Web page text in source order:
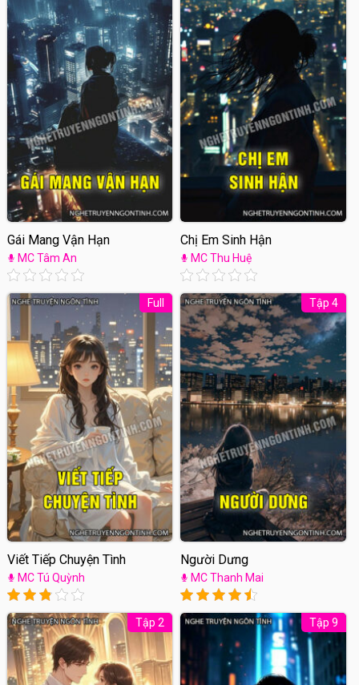
Gái Mang Vận Hạn
MC Tâm An
Chị Em Sinh Hận
MC Thu Huệ
Viết Tiếp Chuyện Tình
MC Tú Quỳnh
Full
Người Dưng
MC Thanh Mai
Tập 4
Tập 2 Tập 9